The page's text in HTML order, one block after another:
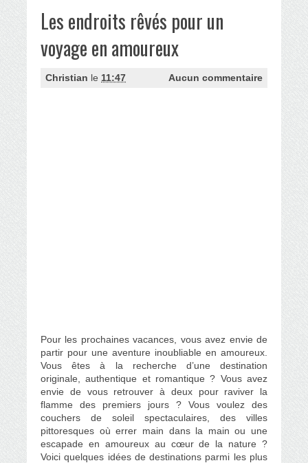
Les endroits rêvés pour un
voyage en amoureux
Christian le 11:47 Aucun commentaire
Pour les prochaines vacances, vous avez envie de
partir pour une aventure inoubliable en amoureux.
Vous êtes à la recherche d’une destination
originale, authentique et romantique ? Vous avez
envie de vous retrouver à deux pour raviver la
flamme des premiers jours ? Vous voulez des
couchers de soleil spectaculaires, des villes
pittoresques où errer main dans la main ou une
escapade en amoureux au cœur de la nature ?
Voici quelques idées de destinations parmi les plus